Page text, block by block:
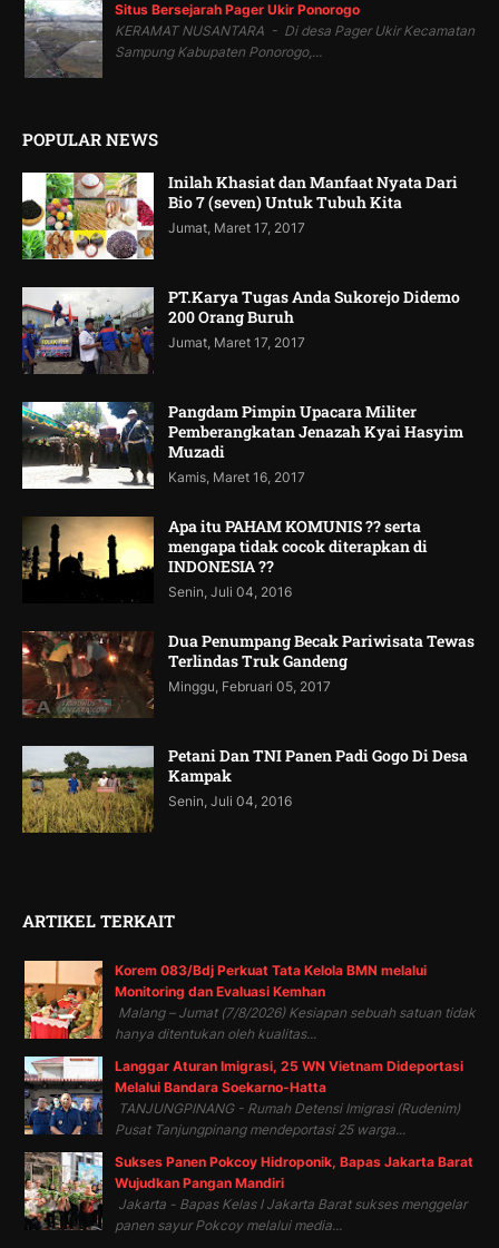
Situs Bersejarah Pager Ukir Ponorogo
KERAMAT NUSANTARA - Di desa Pager Ukir Kecamatan
Sampung Kabupaten Ponorogo,...
POPULAR NEWS
Inilah Khasiat dan Manfaat Nyata Dari
Bio 7 (seven) Untuk Tubuh Kita
Jumat, Maret 17, 2017
PT.Karya Tugas Anda Sukorejo Didemo
200 Orang Buruh
Jumat, Maret 17, 2017
Pangdam Pimpin Upacara Militer
Pemberangkatan Jenazah Kyai Hasyim
Muzadi
Kamis, Maret 16, 2017
Apa itu PAHAM KOMUNIS ?? serta
mengapa tidak cocok diterapkan di
INDONESIA ??
Senin, Juli 04, 2016
Dua Penumpang Becak Pariwisata Tewas
Terlindas Truk Gandeng
Minggu, Februari 05, 2017
Petani Dan TNI Panen Padi Gogo Di Desa
Kampak
Senin, Juli 04, 2016
ARTIKEL TERKAIT
Korem 083/Bdj Perkuat Tata Kelola BMN melalui
Monitoring dan Evaluasi Kemhan
Malang – Jumat (7/8/2026) Kesiapan sebuah satuan tidak
hanya ditentukan oleh kualitas...
Langgar Aturan Imigrasi, 25 WN Vietnam Dideportasi
Melalui Bandara Soekarno-Hatta
TANJUNGPINANG - Rumah Detensi Imigrasi (Rudenim)
Pusat Tanjungpinang mendeportasi 25 warga...
Sukses Panen Pokcoy Hidroponik, Bapas Jakarta Barat
Wujudkan Pangan Mandiri
Jakarta - Bapas Kelas I Jakarta Barat sukses menggelar
panen sayur Pokcoy melalui media...